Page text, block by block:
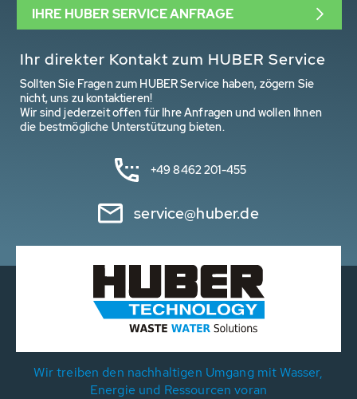
Ihr direkter Kontakt zum HUBER Service
Sollten Sie Fragen zum HUBER Service haben, zögern Sie
nicht, uns zu kontaktieren!
Wir sind jederzeit offen für Ihre Anfragen und wollen Ihnen
die bestmögliche Unterstützung bieten.
+49 8462 201-455
service@huber.de
IHRE HUBER SERVICE ANFRAGE
Wir treiben den nachhaltigen Umgang mit Wasser,
Energie und Ressourcen voran